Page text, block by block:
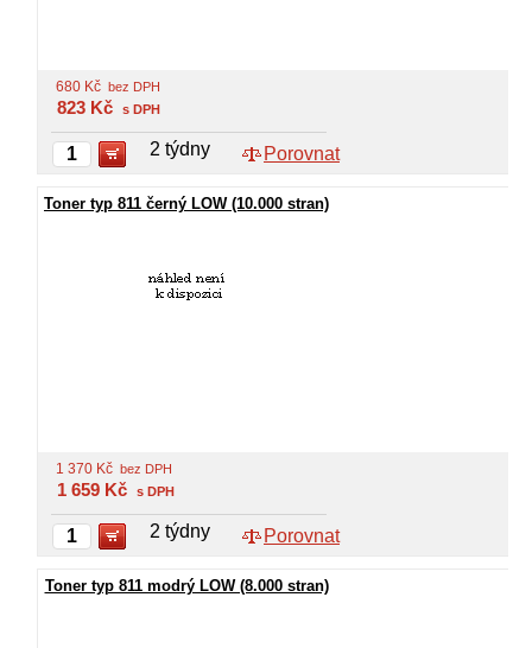
680 Kč bez DPH
823 Kč s DPH
Porovnat
2 týdny
Toner typ 811 černý LOW (10.000 stran)
1 370 Kč bez DPH
1 659 Kč s DPH
Porovnat
2 týdny
Toner typ 811 modrý LOW (8.000 stran)